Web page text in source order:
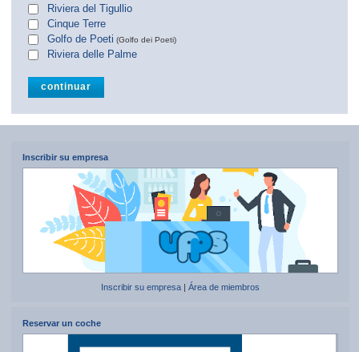
Riviera del Tigullio
Cinque Terre
Golfo de Poeti (Golfo dei Poeti)
Riviera delle Palme
Inscribir su empresa
Inscribir su empresa| Área de miembros
Reservar un coche